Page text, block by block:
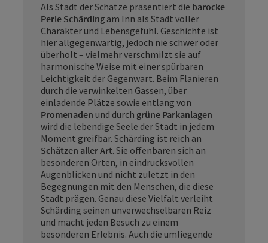
Als Stadt der Schätze präsentiert die barocke
Perle Schärding am Inn als Stadt voller
Charakter und Lebensgefühl. Geschichte ist
hier allgegenwärtig, jedoch nie schwer oder
überholt – vielmehr verschmilzt sie auf
harmonische Weise mit einer spürbaren
Leichtigkeit der Gegenwart. Beim Flanieren
durch die verwinkelten Gassen, über
einladende Plätze sowie entlang von
Promenaden und durch grüne Parkanlagen
wird die lebendige Seele der Stadt in jedem
Moment greifbar. Schärding ist reich an
Schätzen aller Art. Sie offenbaren sich an
besonderen Orten, in eindrucksvollen
Augenblicken und nicht zuletzt in den
Begegnungen mit den Menschen, die diese
Stadt prägen. Genau diese Vielfalt verleiht
Schärding seinen unverwechselbaren Reiz
und macht jeden Besuch zu einem
besonderen Erlebnis. Auch die umliegende